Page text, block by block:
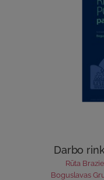
Darbo
Rūta
Boguslavas